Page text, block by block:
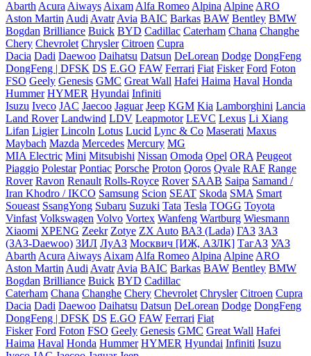
Abarth Acura Aiways Aixam Alfa Romeo Alpina Alpine ARO
Aston Martin Audi Avatr Avia BAIC Barkas BAW Bentley BMW
Bogdan Brilliance Buick BYD Cadillac Caterham Chana Changhe
Chery Chevrolet Chrysler Citroen Cupra
Dacia Dadi Daewoo Daihatsu Datsun DeLorean Dodge DongFeng
DongFeng | DFSK DS E.GO FAW Ferrari Fiat Fisker Ford Foton
FSO Geely Genesis GMC Great Wall Hafei Haima Haval Honda
Hummer HYMER Hyundai Infiniti
Isuzu Iveco JAC Jaecoo Jaguar Jeep KGM Kia Lamborghini Lancia
Land Rover Landwind LDV Leapmotor LEVC Lexus Li Xiang
Lifan Ligier Lincoln Lotus Lucid Lync & Co Maserati Maxus
Maybach Mazda Mercedes Mercury MG
MIA Electric Mini Mitsubishi Nissan Omoda Opel ORA Peugeot
Piaggio Polestar Pontiac Porsche Proton Qoros Qvale RAF Range
Rover Ravon Renault Rolls-Royce Rover SAAB Saipa Samand /
Iran Khodro / IKCO Samsung Scion SEAT Skoda SMA Smart
Soueast SsangYong Subaru Suzuki Tata Tesla TOGG Toyota
Vinfast Volkswagen Volvo Vortex Wanfeng Wartburg Wiesmann
Xiaomi XPENG Zeekr Zotye ZX Auto ВАЗ (Lada) ГАЗ ЗАЗ
(ЗАЗ-Daewoo) ЗИЛ ЛуАЗ Москвич [ИЖ, АЗЛК] ТагАЗ УАЗ
Abarth Acura Aiways Aixam Alfa Romeo Alpina Alpine ARO
Aston Martin Audi Avatr Avia BAIC Barkas BAW Bentley BMW
Bogdan Brilliance Buick BYD Cadillac
Caterham Chana Changhe Chery Chevrolet Chrysler Citroen Cupra
Dacia Dadi Daewoo Daihatsu Datsun DeLorean Dodge DongFeng
DongFeng | DFSK DS E.GO FAW Ferrari Fiat
Fisker Ford Foton FSO Geely Genesis GMC Great Wall Hafei
Haima Haval Honda Hummer HYMER Hyundai Infiniti Isuzu